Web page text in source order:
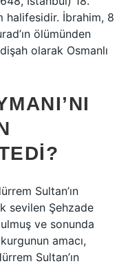
halifesidir. İbrahim, 8
ölümünden
olarak Osmanlı
Sultan’ın
sevilen Şehzade
ve sonunda
amacı,
Sultan’ın